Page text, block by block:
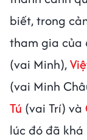
biết, trong
tham gia của
(vai Minh),
(vai Minh
Tú (vai Trí) và
lúc đó đã